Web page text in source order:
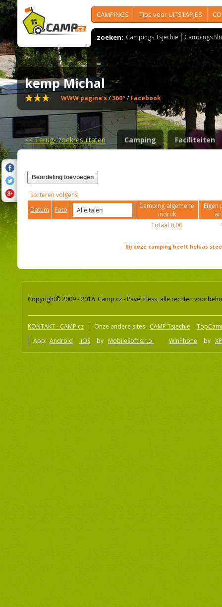
CAMPINGS Tips voor UITSTAPJES
zoeken: Campings Tsjechië Campings
kemp Michal
WWW pagina's /360º /Facebook
<<Terug- zoekresultaten Camping Faciliteiten
Beordeling toevoegen
Sorteren volgens
Datum
Foto
Camping-algemene
indruk
Eigen
Totaal 0,00
Bij deze camping heeft helaas
Copyright© 2009 - 2018 Camp.cz - Pavel Hess, alle rechten
KONTAKT - CAMP.cz Onze andere sites: CAMP Tsjechië
App: Android iOS by MobileSoft s.r.o WinPhone by